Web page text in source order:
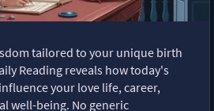
tailored to your unique birth
Reading reveals how today's
your love life, career,
well-being. No generic